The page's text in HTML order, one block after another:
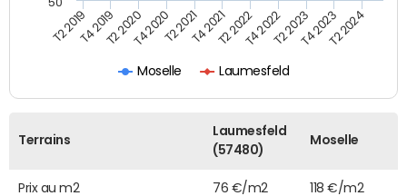
Moselle Laumesfeld
T2 2019T4 2019T2 2020T4 2020T2 2021T4 2021T2 2022T4 2022T2 2023T4 2023T2 2024
Terrains
Laumesfeld
(57480)
Moselle
Prix au m2 76 €/m2 118 €/m2